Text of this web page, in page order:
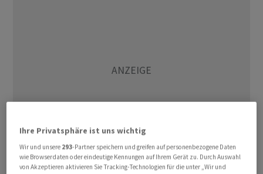
Ihre Privatsphäre ist uns wichtig
Wir und unsere 293-Partner speichern und greifen auf personenbezogene Daten
wie Browserdaten oder eindeutige Kennungen auf Ihrem Gerät zu. Durch Auswahl
von Akzeptieren aktivieren Sie Tracking-Technologien für die unter „Wir und